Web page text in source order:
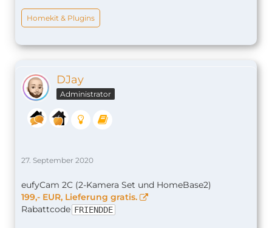
Homekit & Plugins
DJay
Administrator
27. September 2020
eufyCam 2C (2-Kamera Set und HomeBase2)
199,- EUR, Lieferung gratis.
Rabattcode FRIENDDE